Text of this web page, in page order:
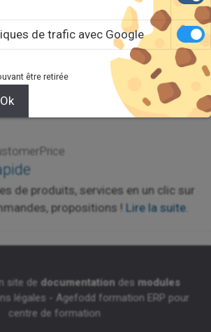
de produits, services en un clic sur
propositions ! Lire la suite.
site de documentationdes modules
légales - Agefodd formation ERP pour
centre de formation
de trafic avec Google
être retirée
Ok